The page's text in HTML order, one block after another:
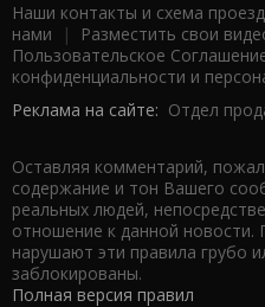
Наши контакты и схема
нами | Разместить свои
Пользовательское
конфиденциальности и
Реклама на сайте: Отдел
Оставляя комментарий,
содержание и тон Вашего
реальных людей,
отношение к данной новости.
нарушают эти правила грубо
заблокированы.
Полная версия правил